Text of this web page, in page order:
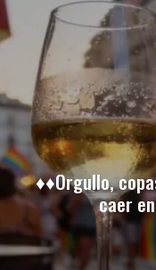
♦♦Orgullo,
caer